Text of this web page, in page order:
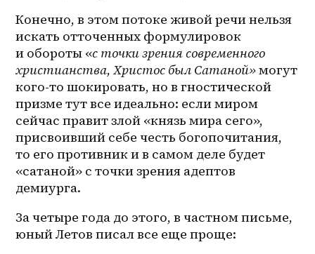
Конечно, в этом потоке живой речи нельзя
искать отточенных формулировок
и обороты «с точки зрения современного
христианства, Христос был Сатаной» могут
кого-то шокировать, но в гностической
призме тут все идеально: если миром
сейчас правит злой «князь мира сего»,
присвоивший себе честь богопочитания,
то его противник и в самом деле будет
«сатаной» с точки зрения адептов
демиурга.
За четыре года до этого, в частном письме,
юный Летов писал все еще проще: